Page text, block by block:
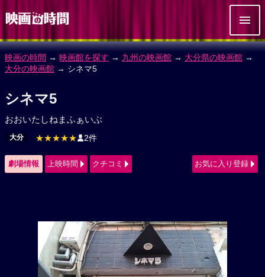
映画の時間 → 映画館を探す → 九州の映画館 → 大分県の映画館 →
大分の映画館 → シネマ5
シネマ5
おおいたしねまふぁいぶ
大分 ★★★★★ 2件
劇場情報 上映時間 クチコミ お気に入り登録